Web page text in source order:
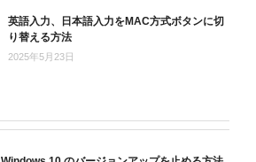
英語入力、日本語入力をMAC方式ボタンに切
り替える方法
2025年5月23日